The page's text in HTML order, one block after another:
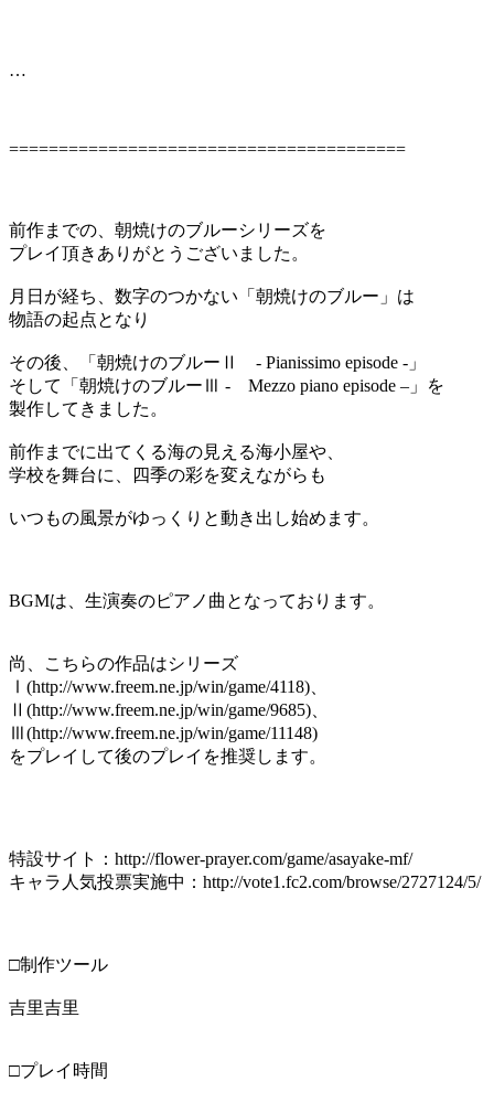
…
========================================
前作までの、朝焼けのブルーシリーズを
プレイ頂きありがとうございました。
月日が経ち、数字のつかない「朝焼けのブルー」は
物語の起点となり
その後、「朝焼けのブルーⅡ - Pianissimo episode -」
そして「朝焼けのブルーⅢ - Mezzo piano episode –」を
製作してきました。
前作までに出てくる海の見える海小屋や、
学校を舞台に、四季の彩を変えながらも
いつもの風景がゆっくりと動き出し始めます。
BGMは、生演奏のピアノ曲となっております。
尚、こちらの作品はシリーズ
Ⅰ(http://www.freem.ne.jp/win/game/4118)、
Ⅱ(http://www.freem.ne.jp/win/game/9685)、
Ⅲ(http://www.freem.ne.jp/win/game/11148)
をプレイして後のプレイを推奨します。
特設サイト：http://flower-prayer.com/game/asayake-mf/
キャラ人気投票実施中：http://vote1.fc2.com/browse/2727124/5/
□制作ツール
吉里吉里
□プレイ時間